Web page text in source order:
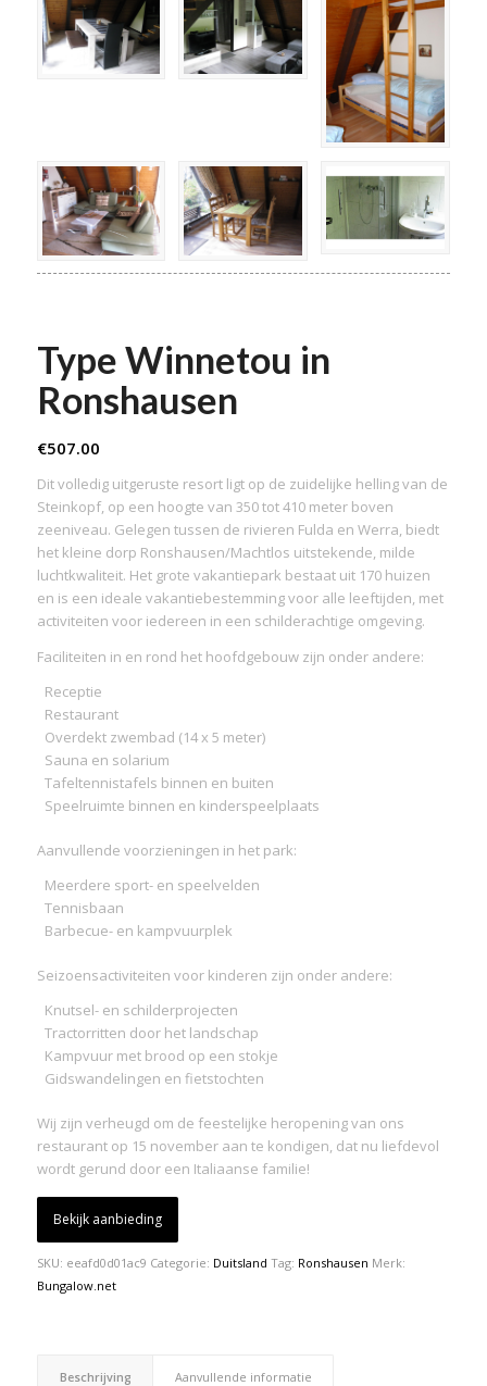
Type Winnetou in
Ronshausen
€507.00
Dit volledig uitgeruste resort ligt op de zuidelijke helling van de
Steinkopf, op een hoogte van 350 tot 410 meter boven
zeeniveau. Gelegen tussen de rivieren Fulda en Werra, biedt
het kleine dorp Ronshausen/Machtlos uitstekende, milde
luchtkwaliteit. Het grote vakantiepark bestaat uit 170 huizen
en is een ideale vakantiebestemming voor alle leeftijden, met
activiteiten voor iedereen in een schilderachtige omgeving.
Faciliteiten in en rond het hoofdgebouw zijn onder andere:
Receptie
Restaurant
Overdekt zwembad (14 x 5 meter)
Sauna en solarium
Tafeltennistafels binnen en buiten
Speelruimte binnen en kinderspeelplaats
Aanvullende voorzieningen in het park:
Meerdere sport- en speelvelden
Tennisbaan
Barbecue- en kampvuurplek
Seizoensactiviteiten voor kinderen zijn onder andere:
Knutsel- en schilderprojecten
Tractorritten door het landschap
Kampvuur met brood op een stokje
Gidswandelingen en fietstochten
Wij zijn verheugd om de feestelijke heropening van ons
restaurant op 15 november aan te kondigen, dat nu liefdevol
wordt gerund door een Italiaanse familie!
Bekijk aanbieding
SKU: eeafd0d01ac9 Categorie: Duitsland Tag: Ronshausen Merk:
Bungalow.net
Beschrijving Aanvullende informatie